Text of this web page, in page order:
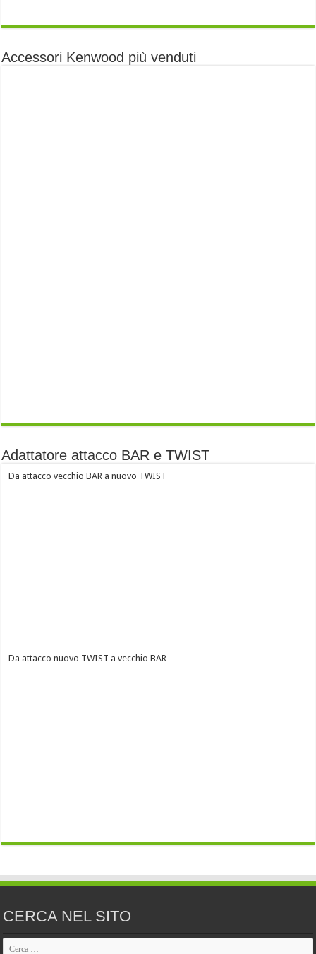
Accessori Kenwood più venduti
Adattatore attacco BAR e TWIST
Da attacco vecchio BAR a nuovo TWIST
Da attacco nuovo TWIST a vecchio BAR
CERCA NEL SITO